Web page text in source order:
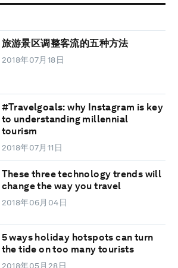
旅游景区调整客流的五种方法
2018年07月18日
#Travelgoals: why Instagram is key
to understanding millennial
tourism
2018年07月11日
These three technology trends will
change the way you travel
2018年06月04日
5 ways holiday hotspots can turn
the tide on too many tourists
2018年05月28日